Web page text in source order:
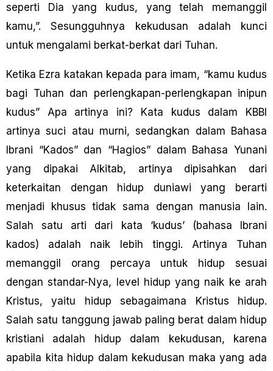
seperti Dia yang kudus, yang telah memanggil
kamu,”. Sesungguhnya kekudusan adalah kunci
untuk mengalami berkat-berkat dari Tuhan.
Ketika Ezra katakan kepada para imam, “kamu kudus
bagi Tuhan dan perlengkapan-perlengkapan inipun
kudus” Apa artinya ini? Kata kudus dalam KBBI
artinya suci atau murni, sedangkan dalam Bahasa
Ibrani “Kados” dan “Hagios” dalam Bahasa Yunani
yang dipakai Alkitab, artinya dipisahkan dari
keterkaitan dengan hidup duniawi yang berarti
menjadi khusus tidak sama dengan manusia lain.
Salah satu arti dari kata ‘kudus’ (bahasa Ibrani
kados) adalah naik lebih tinggi. Artinya Tuhan
memanggil orang percaya untuk hidup sesuai
dengan standar-Nya, level hidup yang naik ke arah
Kristus, yaitu hidup sebagaimana Kristus hidup.
Salah satu tanggung jawab paling berat dalam hidup
kristiani adalah hidup dalam kekudusan, karena
apabila kita hidup dalam kekudusan maka yang ada